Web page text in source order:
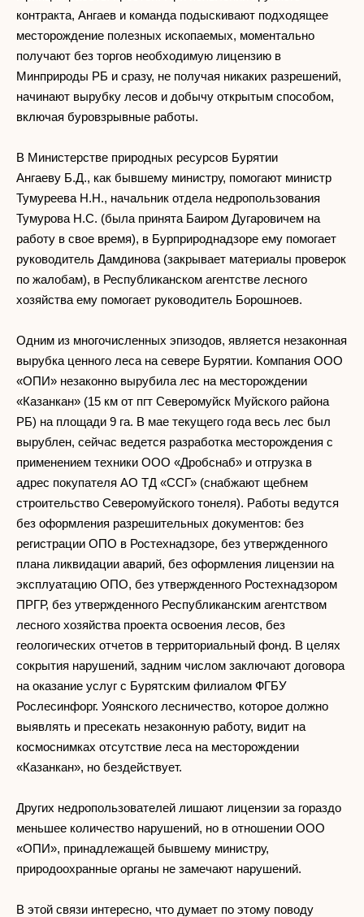
контракта, Ангаев и команда подыскивают подходящее
месторождение полезных ископаемых, моментально
получают без торгов необходимую лицензию в
Минприроды РБ и сразу, не получая никаких разрешений,
начинают вырубку лесов и добычу открытым способом,
включая буровзрывные работы.
В Министерстве природных ресурсов Бурятии
Ангаеву Б.Д., как бывшему министру, помогают министр
Тумуреева Н.Н., начальник отдела недропользования
Тумурова Н.С. (была принята Баиром Дугаровичем на
работу в свое время), в Бурприроднадзоре ему помогает
руководитель Дамдинова (закрывает материалы проверок
по жалобам), в Республиканском агентстве лесного
хозяйства ему помогает руководитель Борошноев.
Одним из многочисленных эпизодов, является незаконная
вырубка ценного леса на севере Бурятии. Компания ООО
«ОПИ» незаконно вырубила лес на месторождении
«Казанкан» (15 км от пгт Северомуйск Муйского района
РБ) на площади 9 га. В мае текущего года весь лес был
вырублен, сейчас ведется разработка месторождения с
применением техники ООО «Дробснаб» и отгрузка в
адрес покупателя АО ТД «ССГ» (снабжают щебнем
строительство Северомуйского тонеля). Работы ведутся
без оформления разрешительных документов: без
регистрации ОПО в Ростехнадзоре, без утвержденного
плана ликвидации аварий, без оформления лицензии на
эксплуатацию ОПО, без утвержденного Ростехнадзором
ПРГР, без утвержденного Республиканским агентством
лесного хозяйства проекта освоения лесов, без
геологических отчетов в территориальный фонд. В целях
сокрытия нарушений, задним числом заключают договора
на оказание услуг с Бурятским филиалом ФГБУ
Рослесинфорг. Уоянского лесничество, которое должно
выявлять и пресекать незаконную работу, видит на
космоснимках отсутствие леса на месторождении
«Казанкан», но бездействует.
Других недропользователей лишают лицензии за гораздо
меньшее количество нарушений, но в отношении ООО
«ОПИ», принадлежащей бывшему министру,
природоохранные органы не замечают нарушений.
В этой связи интересно, что думает по этому поводу